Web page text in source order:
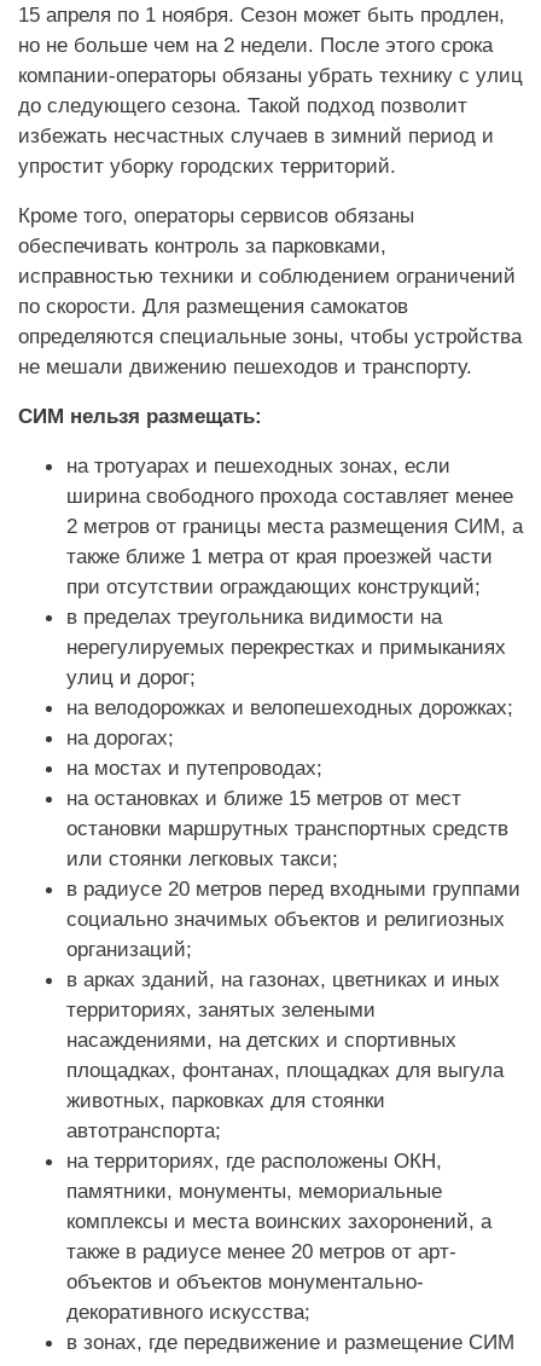
15 апреля по 1 ноября. Сезон может быть продлен,
но не больше чем на 2 недели. После этого срока
компании-операторы обязаны убрать технику с улиц
до следующего сезона. Такой подход позволит
избежать несчастных случаев в зимний период и
упростит уборку городских территорий.
Кроме того, операторы сервисов обязаны
обеспечивать контроль за парковками,
исправностью техники и соблюдением ограничений
по скорости. Для размещения самокатов
определяются специальные зоны, чтобы устройства
не мешали движению пешеходов и транспорту.
СИМ нельзя размещать:
на тротуарах и пешеходных зонах, если
ширина свободного прохода составляет менее
2 метров от границы места размещения СИМ, а
также ближе 1 метра от края проезжей части
при отсутствии ограждающих конструкций;
в пределах треугольника видимости на
нерегулируемых перекрестках и примыканиях
улиц и дорог;
на велодорожках и велопешеходных дорожках;
на дорогах;
на мостах и путепроводах;
на остановках и ближе 15 метров от мест
остановки маршрутных транспортных средств
или стоянки легковых такси;
в радиусе 20 метров перед входными группами
социально значимых объектов и религиозных
организаций;
в арках зданий, на газонах, цветниках и иных
территориях, занятых зелеными
насаждениями, на детских и спортивных
площадках, фонтанах, площадках для выгула
животных, парковках для стоянки
автотранспорта;
на территориях, где расположены ОКН,
памятники, монументы, мемориальные
комплексы и места воинских захоронений, а
также в радиусе менее 20 метров от арт-
объектов и объектов монументально-
декоративного искусства;
в зонах, где передвижение и размещение СИМ